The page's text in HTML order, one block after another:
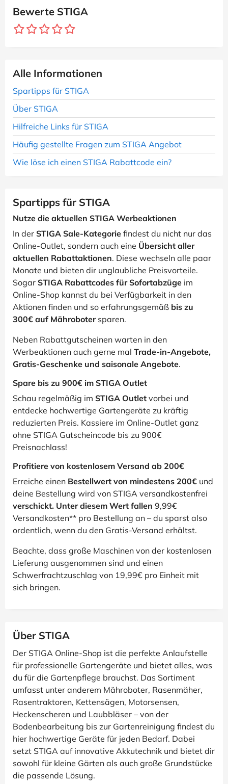
Bewerte STIGA
Alle Informationen
Spartipps für STIGA
Über STIGA
Hilfreiche Links für STIGA
Häufig gestellte Fragen zum STIGA Angebot
Wie löse ich einen STIGA Rabattcode ein?
Spartipps für STIGA
Nutze die aktuellen STIGA Werbeaktionen
In der STIGA Sale-Kategorie findest du nicht nur das
Online-Outlet, sondern auch eine Übersicht aller
aktuellen Rabattaktionen. Diese wechseln alle paar
Monate und bieten dir unglaubliche Preisvorteile.
Sogar STIGA Rabattcodes für Sofortabzüge im
Online-Shop kannst du bei Verfügbarkeit in den
Aktionen finden und so erfahrungsgemäß bis zu
300€ auf Mährobotersparen.
Neben Rabattgutscheinen warten in den
Werbeaktionen auch gerne mal Trade-in-Angebote,
Gratis-Geschenke und saisonale Angebote.
Spare bis zu 900€ im STIGA Outlet
Schau regelmäßig im STIGA Outlet vorbei und
entdecke hochwertige Gartengeräte zu kräftig
reduzierten Preis. Kassiere im Online-Outlet ganz
ohne STIGA Gutscheincode bis zu 900€
Preisnachlass!
Profitiere von kostenlosem Versand ab 200€
Erreiche einen Bestellwert von mindestens 200€ und
deine Bestellung wird von STIGA versandkostenfrei
verschickt. Unter diesem Wert fallen 9,99€
Versandkosten** pro Bestellung an – du sparst also
ordentlich, wenn du den Gratis-Versand erhältst.
Beachte, dass große Maschinen von der kostenlosen
Lieferung ausgenommen sind und einen
Schwerfrachtzuschlag von 19,99€ pro Einheit mit
sich bringen.
Über STIGA
Der STIGA Online-Shop ist die perfekte Anlaufstelle
für professionelle Gartengeräte und bietet alles, was
du für die Gartenpflege brauchst. Das Sortiment
umfasst unter anderem Mähroboter, Rasenmäher,
Rasentraktoren, Kettensägen, Motorsensen,
Heckenscheren und Laubbläser – von der
Bodenbearbeitung bis zur Gartenreinigung findest du
hier hochwertige Geräte für jeden Bedarf. Dabei
setzt STIGA auf innovative Akkutechnik und bietet dir
sowohl für kleine Gärten als auch große Grundstücke
die passende Lösung.